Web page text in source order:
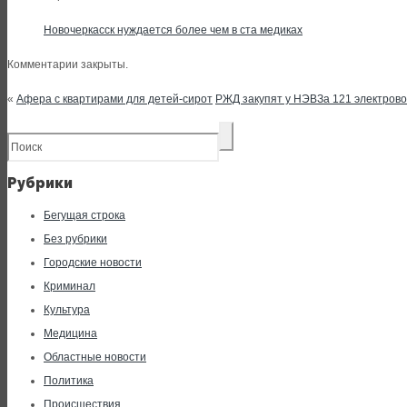
Новочеркасск нуждается более чем в ста медиках
Комментарии закрыты.
« Афера с квартирами для детей-сирот РЖД закупят у НЭВЗа 121
Рубрики
Бегущая строка
Без рубрики
Городские новости
Криминал
Культура
Медицина
Областные новости
Политика
Происшествия